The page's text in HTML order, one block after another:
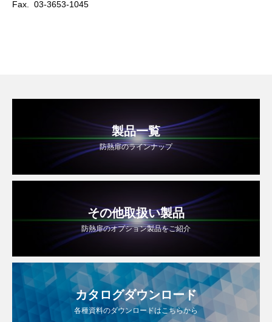
Fax. 03-3653-1045
製品一覧
防熱扉のラインナップ
その他取扱い製品
防熱扉のオプション製品をご紹介
カタログダウンロード
各種資料のダウンロードはこちらから